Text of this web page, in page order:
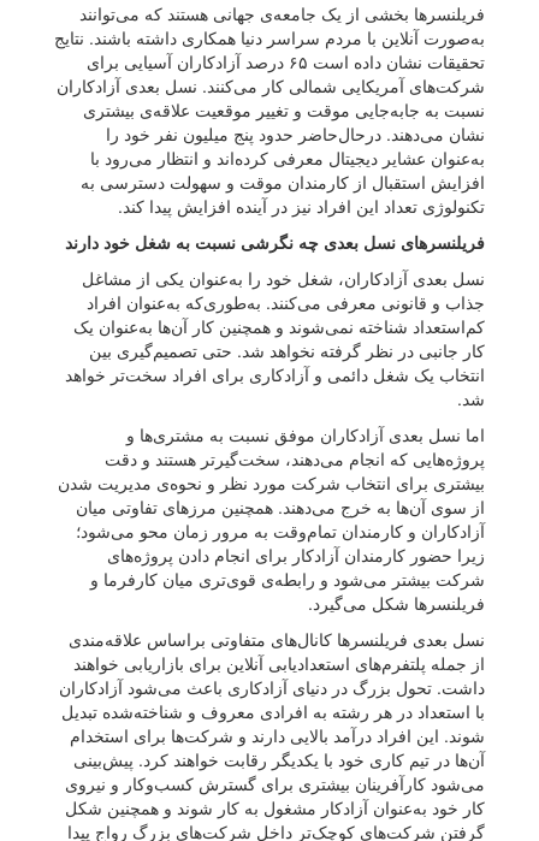
فریلنسرها بخشی از یک جامعه‌ی جهانی هستند که می‌توانند
به‌صورت آنلاین با مردم سراسر دنیا همکاری داشته باشند. نتایج
تحقیقات نشان داده است ۶۵ درصد آزادکاران آسیایی برای
شرکت‌های آمریکایی شمالی کار می‌کنند. نسل بعدی آزادکاران
نسبت به جابه‌جایی موقت و تغییر موقعیت علاقه‌ی بیشتری
نشان می‌دهند. درحال‌حاضر حدود پنج میلیون نفر خود را
به‌عنوان عشایر دیجیتال معرفی کرده‌اند و انتظار می‌رود با
افزایش استقبال از کارمندان موقت و سهولت دسترسی به
تکنولوژی تعداد این افراد نیز در آینده افزایش پیدا کند.
فریلنسرهای نسل بعدی چه نگرشی نسبت به شغل خود دارند
نسل بعدی آزادکاران، شغل خود را به‌عنوان یکی از مشاغل
جذاب و قانونی معرفی می‌کنند. به‌طوری‌که به‌عنوان افراد
کم‌استعداد شناخته نمی‌شوند و همچنین کار آن‌ها به‌عنوان یک
کار جانبی در نظر گرفته نخواهد شد. حتی تصمیم‌گیری بین
انتخاب یک شغل دائمی و آزادکاری برای افراد سخت‌تر خواهد
شد.
اما نسل بعدی آزادکاران موفق نسبت به مشتری‌ها و
پروژه‌هایی که انجام می‌دهند، سخت‌گیرتر هستند و دقت
بیشتری برای انتخاب شرکت مورد نظر و نحوه‌ی مدیریت شدن
از سوی آن‌ها به خرج می‌دهند. همچنین مرزهای تفاوتی میان
آزادکاران و کارمندان تمام‌وقت به مرور زمان محو می‌شود؛
زیرا حضور کارمندان آزادکار برای انجام دادن پروژه‌های
شرکت بیشتر می‌شود و رابطه‌ی قوی‌تری میان کارفرما و
فریلنسرها شکل می‌گیرد.
نسل بعدی فریلنسرها کانال‌های متفاوتی براساس علاقه‌مندی
از جمله پلتفرم‌های استعدادیابی آنلاین برای بازاریابی خواهند
داشت. تحول بزرگ در دنیای آزادکاری باعث می‌شود آزادکاران
با استعداد در هر رشته به افرادی معروف و شناخته‌شده تبدیل
شوند. این افراد درآمد بالایی دارند و شرکت‌ها برای استخدام
آن‌ها در تیم کاری خود با یکدیگر رقابت خواهند کرد. پیش‌بینی
می‌شود کارآفرینان بیشتری برای گسترش کسب‌وکار و نیروی
کار خود به‌عنوان آزادکار مشغول به کار شوند و همچنین شکل
گرفتن شرکت‌های کوچک‌تر داخل شرکت‌های بزرگ رواج پیدا